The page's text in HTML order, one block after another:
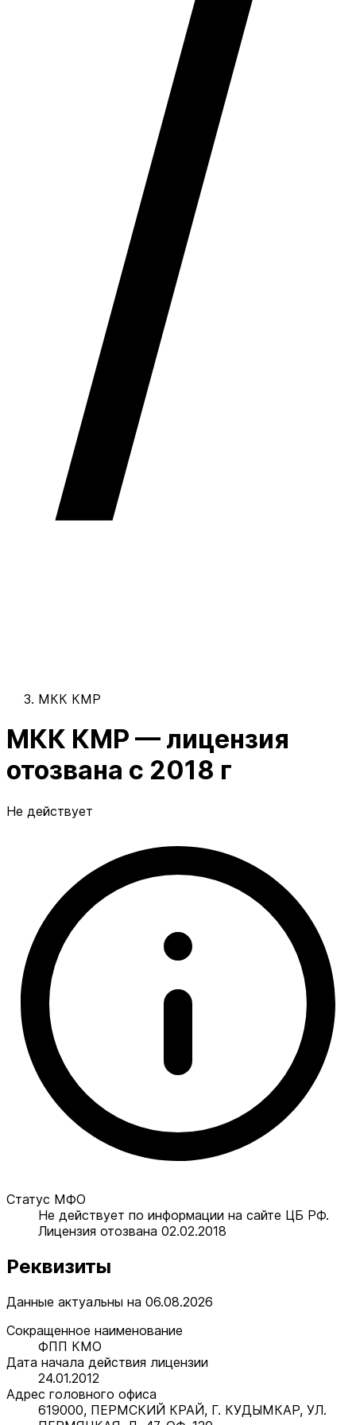
МКК КМР
МКК КМР — лицензия
отозвана с 2018 г
Не действует
Статус МФО
Не действует по информации на сайте ЦБ РФ.
Лицензия отозвана 02.02.2018
Реквизиты
Данные актуальны на 06.08.2026
Сокращенное наименование
ФПП КМО
Дата начала действия лицензии
24.01.2012
Адрес головного офиса
619000, ПЕРМСКИЙ КРАЙ, Г. КУДЫМКАР, УЛ.